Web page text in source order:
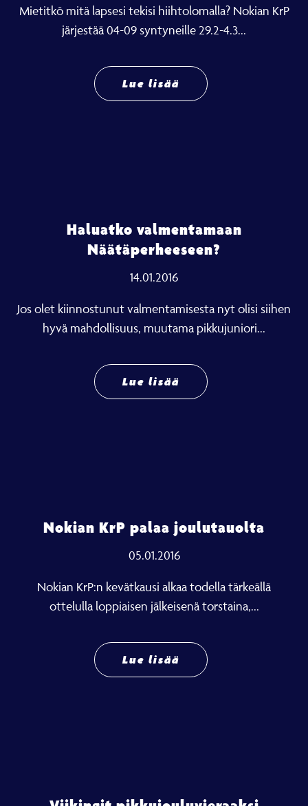
Mietitkö mitä lapsesi tekisi hiihtolomalla? Nokian KrP
järjestää 04-09 syntyneille 29.2-4.3...
Lue lisää
Haluatko valmentamaan
Näätäperheeseen?
14.01.2016
Jos olet kiinnostunut valmentamisesta nyt olisi siihen
hyvä mahdollisuus, muutama pikkujuniori...
Lue lisää
Nokian KrP palaa joulutauolta
05.01.2016
Nokian KrP:n kevätkausi alkaa todella tärkeällä
ottelulla loppiaisen jälkeisenä torstaina,...
Lue lisää